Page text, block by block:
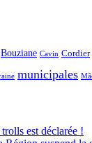
Bouziane Cavin Cordier
municipales
est déclarée !